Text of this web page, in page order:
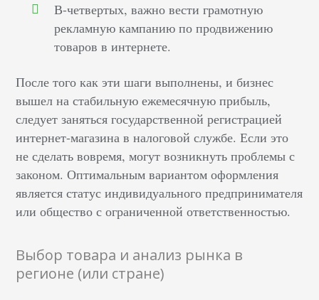
В-четвертых, важно вести грамотную
рекламную кампанию по продвижению
товаров в интернете.
После того как эти шаги выполнены, и бизнес
вышел на стабильную ежемесячную прибыль,
следует заняться государственной регистрацией
интернет-магазина в налоговой службе. Если это
не сделать вовремя, могут возникнуть проблемы с
законом. Оптимальным вариантом оформления
является статус индивидуального предпринимателя
или общество с ограниченной ответственностью.
Выбор товара и анализ рынка в
регионе (или стране)